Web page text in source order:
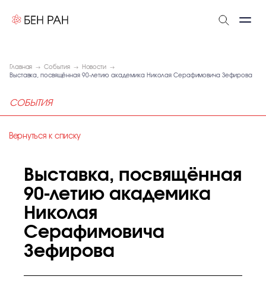
Главная События
Новости
Выставка, посвящённая 90-летию академика Николая Серафимовича Зефирова
СОБЫТИЯ
Вернуться к списку
Выставка, посвящённая
90-летию академика
Николая
Серафимовича
Зефирова